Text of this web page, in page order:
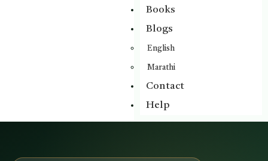
Books
Blogs
English
Marathi
Contact
Help